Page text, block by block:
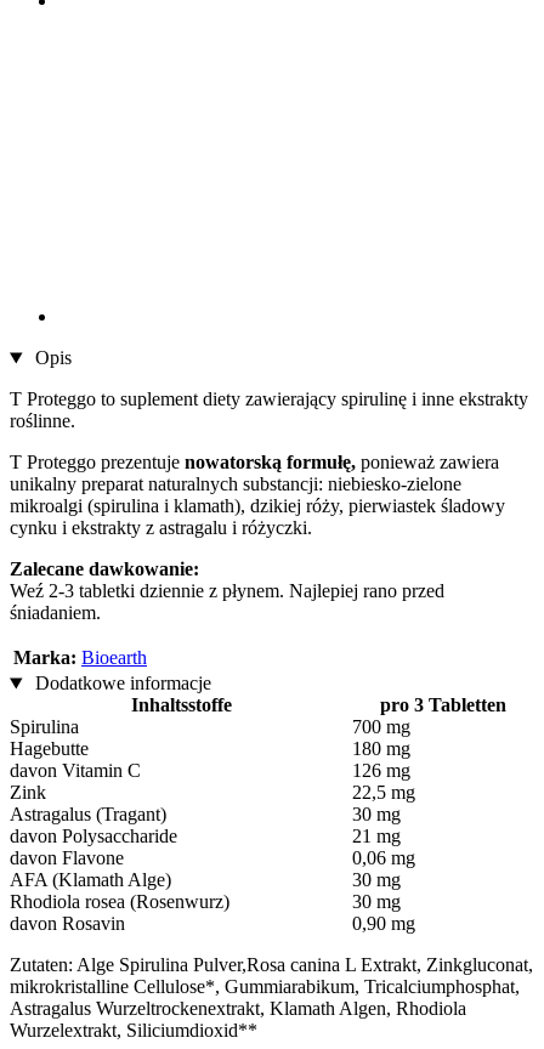
Opis
T Proteggo to suplement diety zawierający spirulinę i inne ekstrakty
roślinne.
T Proteggo prezentuje nowatorską formułę, ponieważ zawiera
unikalny preparat naturalnych substancji: niebiesko-zielone
mikroalgi (spirulina i klamath), dzikiej róży, pierwiastek śladowy
cynku i ekstrakty z astragalu i różyczki.
Zalecane dawkowanie:
Weź 2-3 tabletki dziennie z płynem. Najlepiej rano przed
śniadaniem.
Marka: Bioearth
Dodatkowe informacje
Inhaltsstoffe
pro 3 Tabletten
Spirulina
700 mg
Hagebutte
180 mg
davon Vitamin C
126 mg
Zink
22,5 mg
Astragalus (Tragant)
30 mg
davon Polysaccharide
21 mg
davon Flavone
0,06 mg
AFA (Klamath Alge)
30 mg
Rhodiola rosea (Rosenwurz)
30 mg
davon Rosavin
0,90 mg
Zutaten: Alge Spirulina Pulver,Rosa canina L Extrakt, Zinkgluconat,
mikrokristalline Cellulose*, Gummiarabikum, Tricalciumphosphat,
Astragalus Wurzeltrockenextrakt, Klamath Algen, Rhodiola
Wurzelextrakt, Siliciumdioxid**